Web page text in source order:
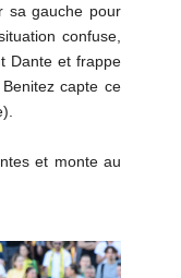
sa gauche pour
confuse,
Dante et frappe
capte ce
et monte au